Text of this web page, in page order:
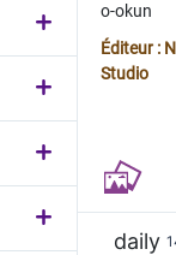
o-okun
Éditeur :
Studio
daily